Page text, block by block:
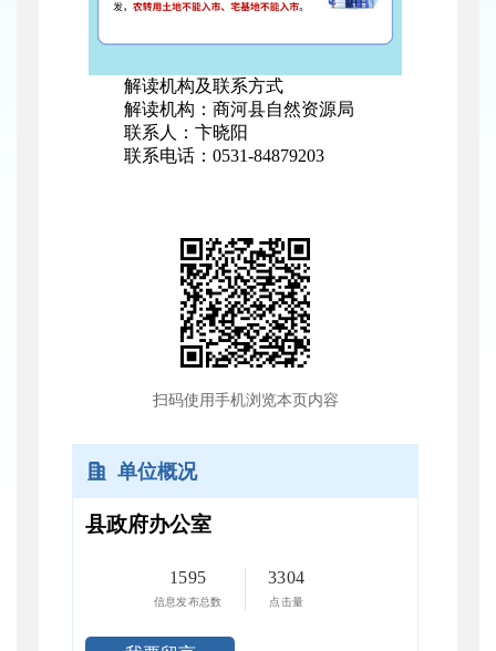
解读机构及联系方式
解读机构：商河县自然资源局
联系人：卞晓阳
联系电话：0531-84879203
扫码使用手机浏览本页内容
单位概况
县政府办公室
1595
信息发布总数
3304
点击量